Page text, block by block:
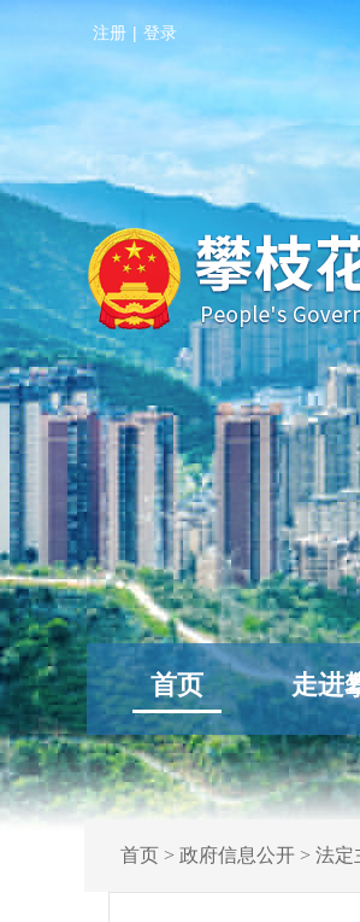
注册 | 登录
首页 走进
首页> 政府信息公开> 法定